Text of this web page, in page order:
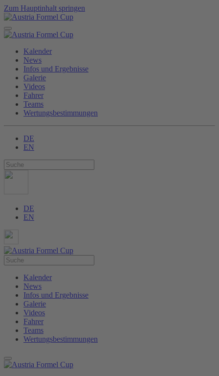
Zum Hauptinhalt springen
Kalender
News
Infos und Ergebnisse
Galerie
Videos
Fahrer
Teams
Wertungsbestimmungen
DE
EN
DE
EN
Kalender
News
Infos und Ergebnisse
Galerie
Videos
Fahrer
Teams
Wertungsbestimmungen